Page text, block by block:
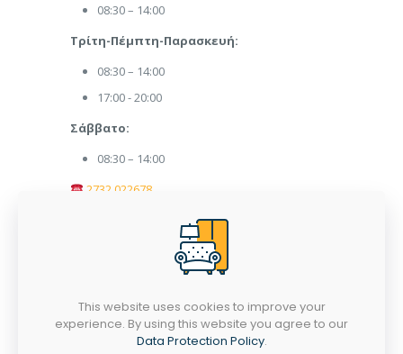
08:30 – 14:00
Τρίτη-Πέμπτη-Παρασκευή:
08:30 – 14:00
17:00 - 20:00
Σάββατο:
08:30 – 14:00
2732 022678
afoipanaritiepipla@gmail.com
This website uses cookies to improve your
experience. By using this website you agree to our
Data Protection Policy.